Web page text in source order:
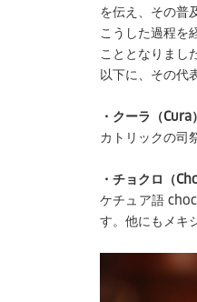
を伝え、その普
こうした過程を
こととなりまし
以下に、その代
・クーラ（Cura）
カトリックの司
・チョクロ（
ケチュア語
す。他にもメキ